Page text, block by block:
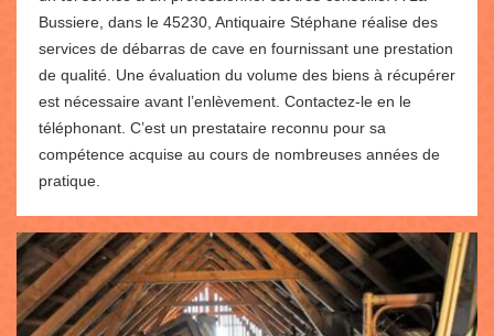
Bussiere, dans le 45230, Antiquaire Stéphane réalise des
services de débarras de cave en fournissant une prestation
de qualité. Une évaluation du volume des biens à récupérer
est nécessaire avant l’enlèvement. Contactez-le en le
téléphonant. C’est un prestataire reconnu pour sa
compétence acquise au cours de nombreuses années de
pratique.